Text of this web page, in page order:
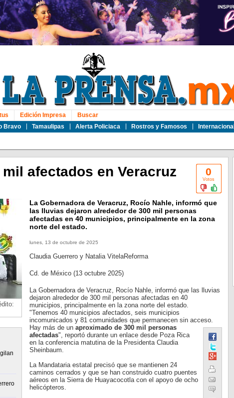
Bravo Tamaulipas Alerta Policiaca Rostros y Famosos Internacional
Edición Impresa Buscar
0
Votos
afectados en Veracruz
La Gobernadora de Veracruz, Rocío Nahle, informó que
las lluvias dejaron alrededor de 300 mil personas
afectadas en 40 municipios, principalmente en la zona
norte del estado.
lunes, 13 de octubre de 2025
Claudia Guerrero y Natalia VitelaReforma
Cd. de México (13 octubre 2025)
La Gobernadora de Veracruz, Rocío Nahle, informó que las lluvias
dejaron alrededor de 300 mil personas afectadas en 40
municipios, principalmente en la zona norte del estado.
"Tenemos 40 municipios afectados, seis municipios
incomunicados y 81 comunidades que permanecen sin acceso.
Hay más de un aproximado de 300 mil personas
afectadas", reportó durante un enlace desde Poza Rica
en la conferencia matutina de la Presidenta Claudia
Sheinbaum.
La Mandataria estatal precisó que se mantienen 24
caminos cerrados y que se han construido cuatro puentes
aéreos en la Sierra de Huayacocotla con el apoyo de ocho
helicópteros.